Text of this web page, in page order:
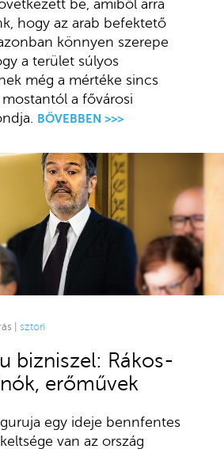
be, amiből arra
hogy az arab befektető
könnyen szerepe
a terület súlyos
még a mértéke sincs
a fővárosi
BŐVEBBEN >>>
| sztori
bizniszel: Rákos-
erőművek
egy ideje bennfentes
van az ország